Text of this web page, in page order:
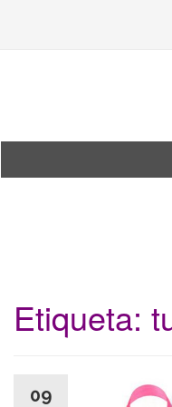
Etiqueta:
09